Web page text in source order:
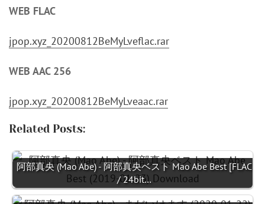
WEB FLAC
jpop.xyz_20200812BeMyLveflac.rar
WEB AAC 256
jpop.xyz_20200812BeMyLveaac.rar
Related Posts:
阿部真央 (Mao Abe) - 阿部真央ベスト Mao Abe Best [FLAC
/ 24bit…